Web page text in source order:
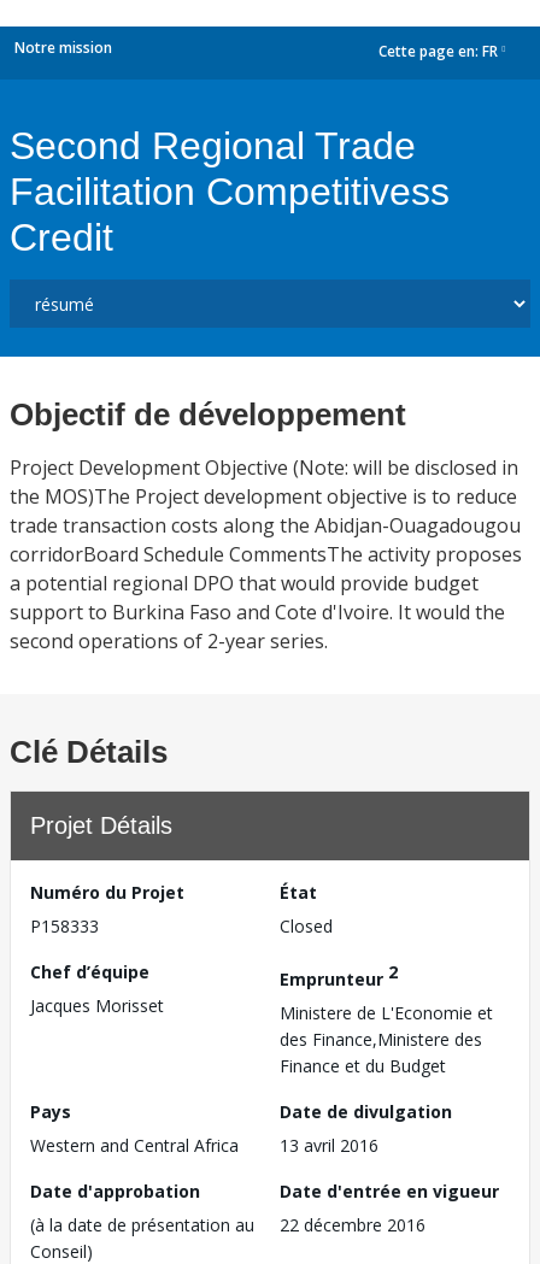
Notre mission Cette page en: FR
Second Regional Trade
Facilitation Competitivess
Credit
Objectif de développement
Project Development Objective (Note: will be disclosed in
the MOS)The Project development objective is to reduce
trade transaction costs along the Abidjan-Ouagadougou
corridorBoard Schedule CommentsThe activity proposes
a potential regional DPO that would provide budget
support to Burkina Faso and Cote d'Ivoire. It would the
second operations of 2-year series.
Clé Détails
Projet Détails
Numéro du Projet
P158333
État
Closed
Chef d’équipe
Jacques Morisset
Emprunteur 2
Ministere de L'Economie et
des Finance,Ministere des
Finance et du Budget
Pays
Western and Central Africa
Date de divulgation
13 avril 2016
Date d'approbation
(à la date de présentation au
Conseil)
Date d'entrée en vigueur
22 décembre 2016